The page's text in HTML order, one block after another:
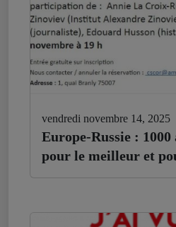
vendredi novembre 14, 2025
Europe-Russie : 1000
pour le meilleur et